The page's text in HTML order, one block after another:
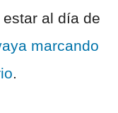
al día de
marcando
.